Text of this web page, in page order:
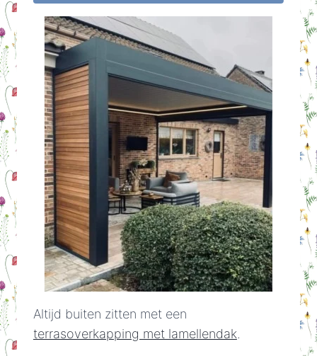
Altijd buiten zitten met een
terrasoverkapping met lamellendak.